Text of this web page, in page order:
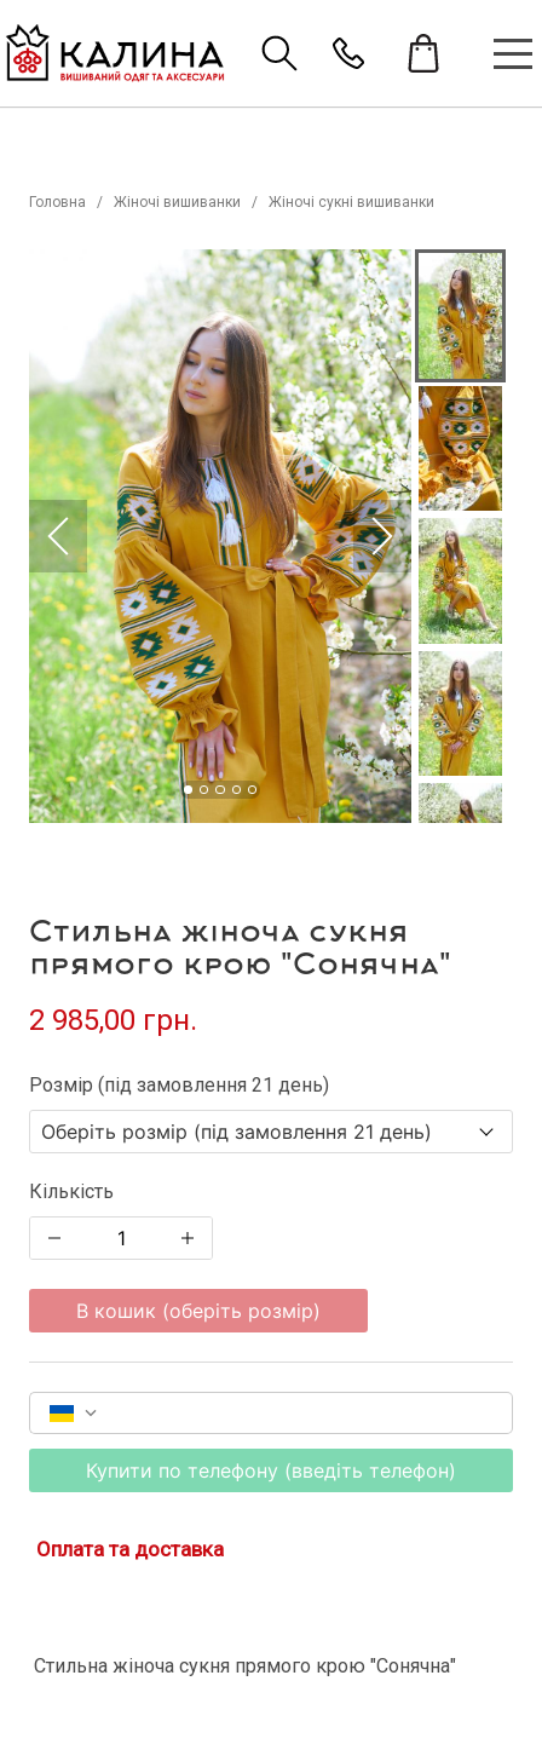
Головна Жіночі вишиванки Жіночі сукні вишиванки
Стильна жіноча сукня
прямого крою "Сонячна"
2 985,00 грн.
Розмір (під замовлення 21 день)
Кількість
В кошик (оберіть розмір)
Купити по телефону (введіть телефон)
Оплата та доставка
Стильна жіноча сукня прямого крою "Сонячна"